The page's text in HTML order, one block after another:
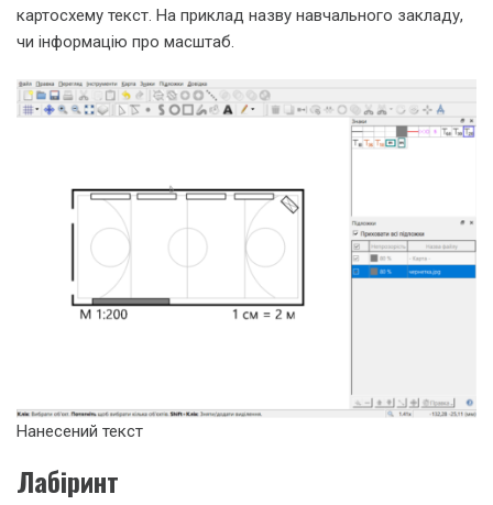
картосхему текст. На приклад назву навчального закладу,
чи інформацію про масштаб.
Нанесений текст
Лабіринт